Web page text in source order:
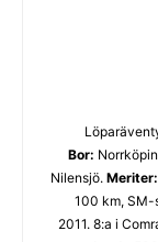
Bor:
Nilensjö. Meriter:
100 km, SM-
2011. 8:a i